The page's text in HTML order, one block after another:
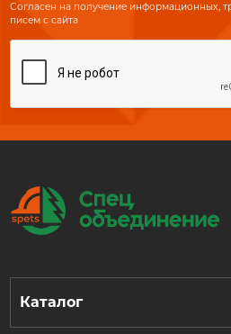
Согласен на получение информационных,
писем с сайта
Каталог